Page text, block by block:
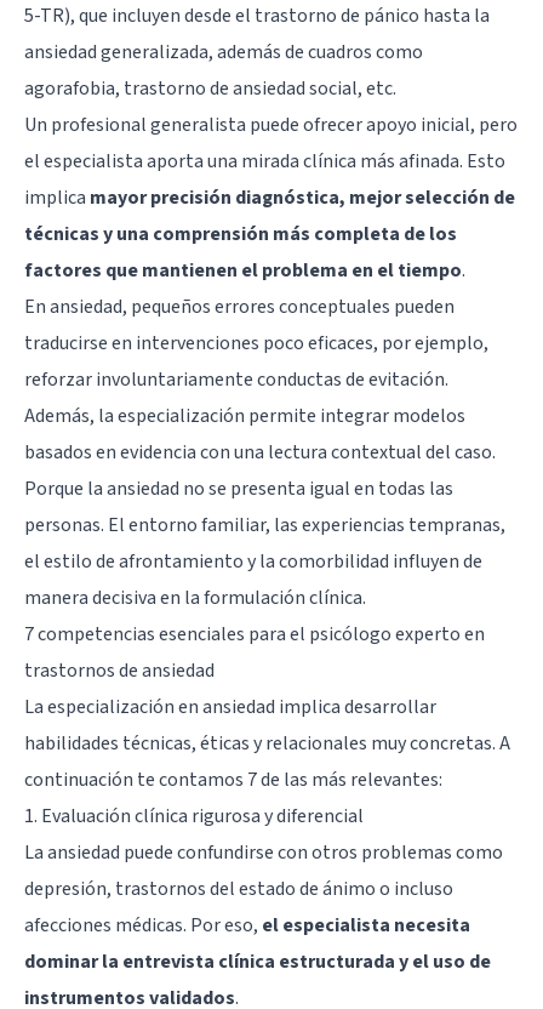
5-TR), que incluyen desde el trastorno de pánico hasta la
ansiedad generalizada, además de cuadros como
agorafobia, trastorno de ansiedad social, etc.
Un profesional generalista puede ofrecer apoyo inicial, pero
el especialista aporta una mirada clínica más afinada. Esto
implica mayor precisión diagnóstica, mejor selección de
técnicas y una comprensión más completa de los
factores que mantienen el problema en el tiempo.
En ansiedad, pequeños errores conceptuales pueden
traducirse en intervenciones poco eficaces, por ejemplo,
reforzar involuntariamente conductas de evitación.
Además, la especialización permite integrar modelos
basados en evidencia con una lectura contextual del caso.
Porque la ansiedad no se presenta igual en todas las
personas. El entorno familiar, las experiencias tempranas,
el estilo de afrontamiento y la comorbilidad influyen de
manera decisiva en la formulación clínica.
7 competencias esenciales para el psicólogo experto en
trastornos de ansiedad
La especialización en ansiedad implica desarrollar
habilidades técnicas, éticas y relacionales muy concretas. A
continuación te contamos 7 de las más relevantes:
1. Evaluación clínica rigurosa y diferencial
La ansiedad puede confundirse con otros problemas como
depresión, trastornos del estado de ánimo o incluso
afecciones médicas. Por eso, el especialista necesita
dominar la entrevista clínica estructurada y el uso de
instrumentos validados.